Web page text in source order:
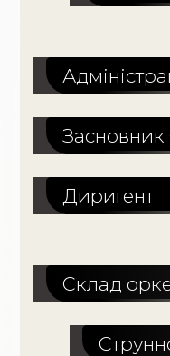
Засновник
Диригент
Склад